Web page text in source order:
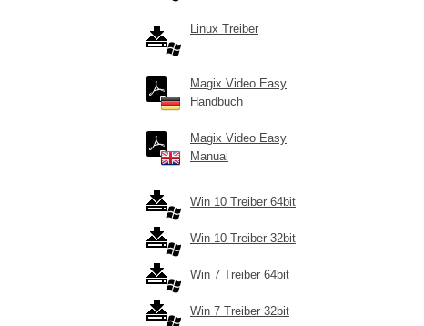
Linux Treiber
Magix Video Easy
Handbuch
Magix Video Easy
Manual
Win 10 Treiber 64bit
Win 10 Treiber 32bit
Win 7 Treiber 64bit
Win 7 Treiber 32bit